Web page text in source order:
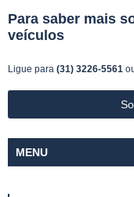
Para saber mais
veículos
Ligue para (31) 3226-5561
MENU